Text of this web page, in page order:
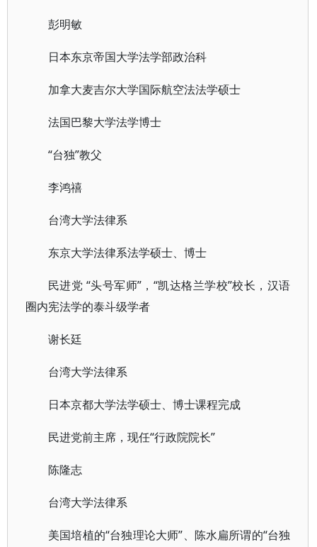
彭明敏
日本东京帝国大学法学部政治科
加拿大麦吉尔大学国际航空法法学硕士
法国巴黎大学法学博士
“台独”教父
李鸿禧
台湾大学法律系
东京大学法律系法学硕士、博士
民进党 “头号军师”，“凯达格兰学校”校长，汉语
圈内宪法学的泰斗级学者
谢长廷
台湾大学法律系
日本京都大学法学硕士、博士课程完成
民进党前主席，现任“行政院院长”
陈隆志
台湾大学法律系
美国培植的“台独理论大师”、陈水扁所谓的“台独